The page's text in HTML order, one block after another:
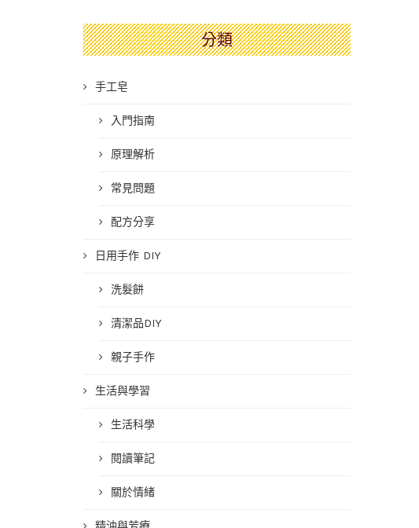
分類
手工皂
入門指南
原理解析
常見問題
配方分享
日用手作 DIY
洗髮餅
清潔品DIY
親子手作
生活與學習
生活科學
閱讀筆記
關於情緒